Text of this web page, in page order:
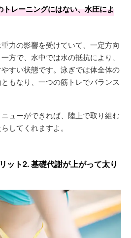
トレーニングにはない、水圧によ
力の影響を受けていて、一定方向
方で、水中では水の抵抗により、
すい状態です。泳ぎでは体全体の
もなり、一つの筋トレでバランス
ューができれば、陸上で取り組む
してくれますよ。
ット2. 基礎代謝が上がって太り